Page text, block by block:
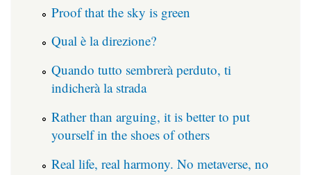
Proof that the sky is green
Qual è la direzione?
Quando tutto sembrerà perduto, ti
indicherà la strada
Rather than arguing, it is better to put
yourself in the shoes of others
Real life, real harmony. No metaverse, no